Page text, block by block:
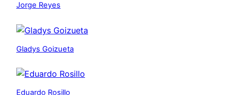
Jorge Reyes
Gladys Goizueta
Eduardo Rosillo